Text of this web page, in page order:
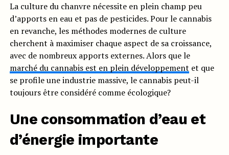
La culture du chanvre nécessite en plein champ peu
d’apports en eau et pas de pesticides. Pour le cannabis
en revanche, les méthodes modernes de culture
cherchent à maximiser chaque aspect de sa croissance,
avec de nombreux apports externes. Alors que le
marché du cannabis est en plein développement et que
se profile une industrie massive, le cannabis peut-il
toujours être considéré comme écologique?
Une consommation d’eau et
d’énergie importante